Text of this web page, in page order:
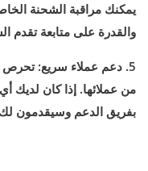
يمكنك مراقبة الشحنة
والقدرة على متابعة تقدم
5. دعم عملاء سريع: تحرص
من عملائها. إذا كان لديك
بفريق الدعم وسيقدمون